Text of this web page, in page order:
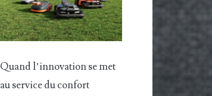
Quand l’innovation se met
au service du confort